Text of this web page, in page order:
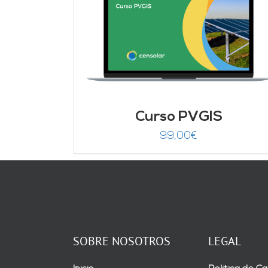
Curso PVGIS
99,00€
SOBRE NOSOTROS LEGAL